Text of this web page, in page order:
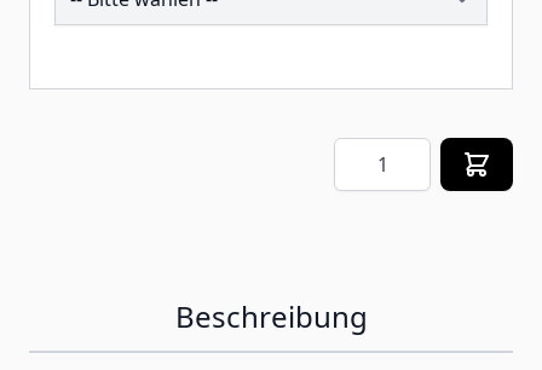
Menge
Beschreibung